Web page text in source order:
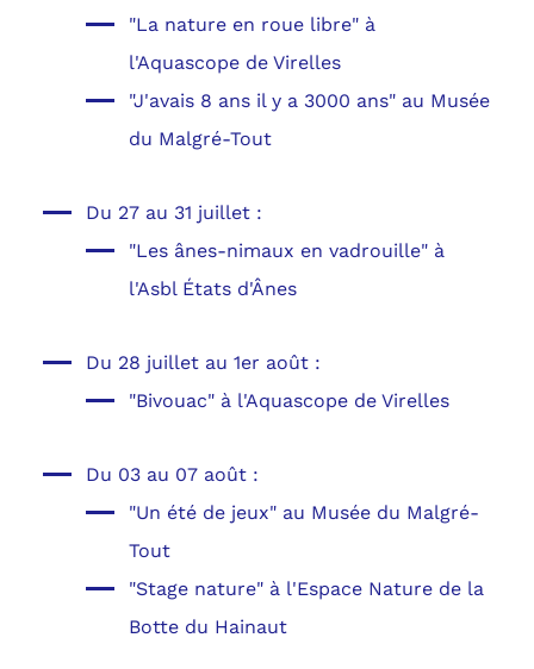
"La nature en roue libre" à
l'Aquascope de Virelles
"J'avais 8 ans il y a 3000 ans" au Musée
du Malgré-Tout
Du 27 au 31 juillet :
"Les ânes-nimaux en vadrouille" à
l'Asbl États d'Ânes
Du 28 juillet au 1er août :
"Bivouac" à l'Aquascope de Virelles
Du 03 au 07 août :
"Un été de jeux" au Musée du Malgré-
Tout
"Stage nature" à l'Espace Nature de la
Botte du Hainaut